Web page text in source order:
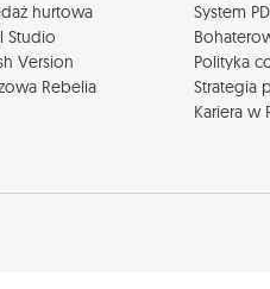
hurtowa
Studio
Version
Rebelia
System
Polityka
Strategia
Kariera w